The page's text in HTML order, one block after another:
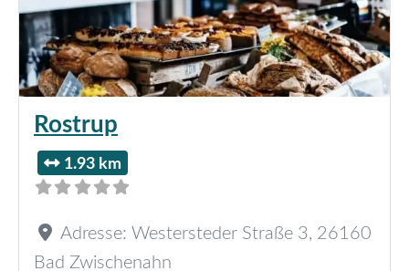
Rostrup
1.93 km
Adresse: Westersteder Straße 3, 26160
Bad Zwischenahn